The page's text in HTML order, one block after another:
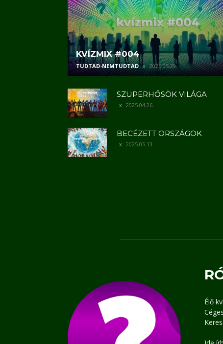
KVÍZMIX #004
TUDTAD-NEMTUDTAD 2025.05.29.
SZUPERHŐSÖK VILÁGA
2025.04.26.
BECÉZETT ORSZÁGOK
2025.05.13.
Élő